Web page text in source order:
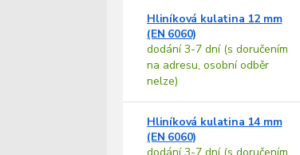
Hliníková kulatina 12 mm
(EN 6060)
dodání 3-7 dní (s doručením
na adresu, osobní odběr
nelze)
Hliníková kulatina 14 mm
(EN 6060)
dodání 3-7 dní (s doručením